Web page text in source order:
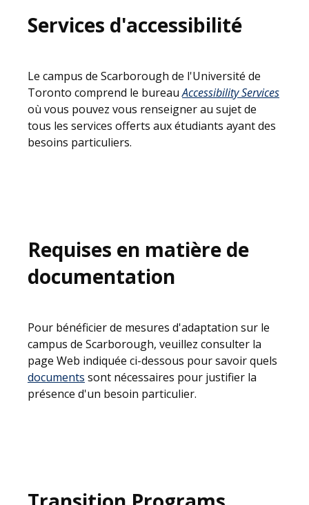
Services d'accessibilité
Le campus de Scarborough de l'Université de
Toronto comprend le bureauAccessibility Services
où vous pouvez vous renseigner au sujet de
tous les services offerts aux étudiants ayant des
besoins particuliers.
Requises en matière de
documentation
Pour bénéficier de mesures d'adaptation sur le
campus de Scarborough, veuillez consulter la
page Web indiquée ci-dessous pour savoir quels
documents sont nécessaires pour justifier la
présence d'un besoin particulier.